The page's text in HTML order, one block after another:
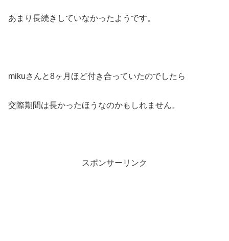
あまり長続きしていなかったようです。
mikuさんと8ヶ月ほど付き合っていたのでしたら
交際期間は長かったほうなのかもしれません。
スポンサーリンク